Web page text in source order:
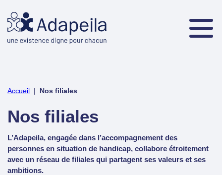
Accueil | Nos filiales
Nos filiales
L’Adapeila, engagée dans l’accompagnement des
personnes en situation de handicap, collabore étroitement
avec un réseau de filiales qui partagent ses valeurs et ses
ambitions.